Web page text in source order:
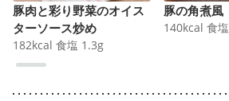
豚肉と彩り野菜のオイス
ターソース炒め
182kcal 食塩 1.3g
豚の角煮風
140kcal 食塩